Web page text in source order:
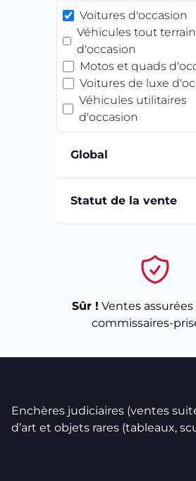
Voitures d'occasion
Véhicules tout
d'occasion
Motos et quads
Voitures de luxe
Véhicules utilitaires
d'occasion
Global
Statut de la vente
Sûr ! Ventes
commissaires-
Enchères judiciaires (ventes
d’art et objets rares (tableaux,